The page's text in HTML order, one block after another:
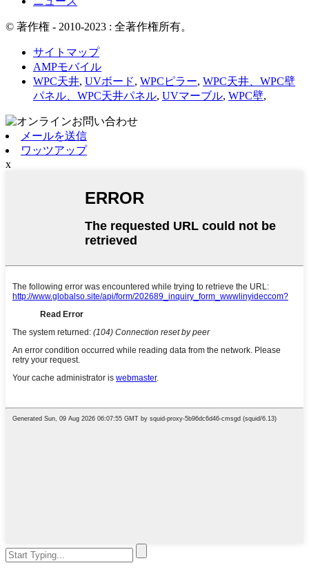
© 著作権 - 2010-2023 : 全著作権所有。
サイトマップ
AMPモバイル
WPC天井, UVボード, WPCピラー, WPC天井、WPC壁
パネル、WPC天井パネル, UVマーブル, WPC壁,
メールを送信
ワッツアップ
x